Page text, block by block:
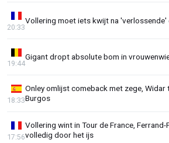
Vollering moet iets kwijt na 'verlossende'
20:33
Gigant dropt absolute bom in
19:44
Onley omlijst comeback met zege, Widar
Burgos
18:33
Vollering wint in Tour de France,
volledig door het ijs
17:56